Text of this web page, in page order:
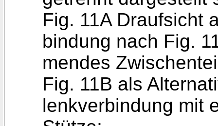
Fig. 11A Draufsicht
bindung nach Fig.
mendes
Fig. 11B als
lenkverbindung mit